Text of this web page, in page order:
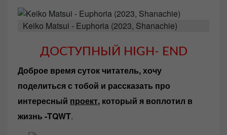
t
e
o
Keiko Matsui - Euphoria (2023, Shanachie)
ДОСТУПНЫЙ HIGH- END
Доброе время суток читатель, хочу
поделиться с тобой и рассказать про
интересный проект, который я воплотил в
жизнь -TQWT.